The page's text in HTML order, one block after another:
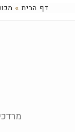
דף הבית »
מרדכי